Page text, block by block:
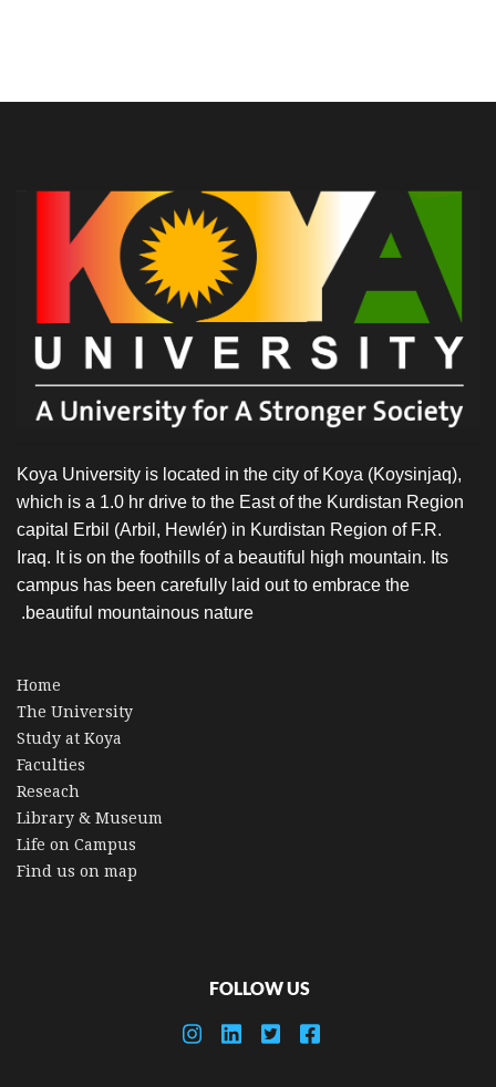
Koya University is located in the city of Koya (Koysinjaq),
which is a 1.0 hr drive to the East of the Kurdistan Region
capital Erbil (Arbil, Hewlér) in Kurdistan Region of F.R.
Iraq. It is on the foothills of a beautiful high mountain. Its
campus has been carefully laid out to embrace the
beautiful mountainous nature.
Home
The University
Study at Koya
Faculties
Reseach
Library & Museum
Life on Campus
Find us on map
FOLLOW US